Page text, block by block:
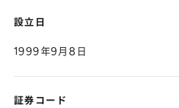
設立日
1999年9月8日
証券コード